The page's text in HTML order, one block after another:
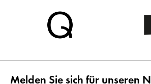
Melden Sie sich für unseren